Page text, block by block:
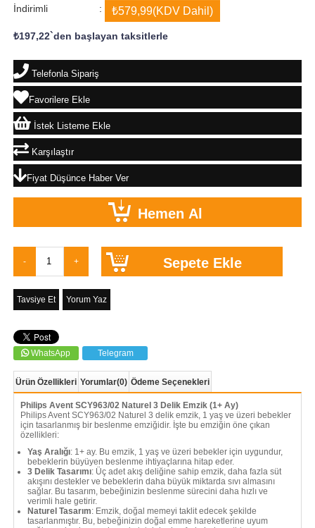
İndirimli : ₺579,99(KDV Dahil)
₺197,22`den başlayan taksitlerle
Telefonla Sipariş
Favorilere Ekle
İstek Listeme Ekle
Karşılaştır
Fiyat Düşünce Haber Ver
Tavsiye Et Yorum Yaz
WhatsApp Telegram
Ürün Özellikleri Yorumlar(0) Ödeme Seçenekleri
Philips Avent SCY963/02 Naturel 3 Delik Emzik (1+ Ay)
Philips Avent SCY963/02 Naturel 3 delik emzik, 1 yaş ve üzeri bebekler
için tasarlanmış bir beslenme emziğidir. İşte bu emziğin öne çıkan
özellikleri:
Yaş Aralığı: 1+ ay. Bu emzik, 1 yaş ve üzeri bebekler için uygundur,
bebeklerin büyüyen beslenme ihtiyaçlarına hitap eder.
3 Delik Tasarımı: Üç adet akış deliğine sahip emzik, daha fazla süt
akışını destekler ve bebeklerin daha büyük miktarda sıvı almasını
sağlar. Bu tasarım, bebeğinizin beslenme sürecini daha hızlı ve
verimli hale getirir.
Naturel Tasarım: Emzik, doğal memeyi taklit edecek şekilde
tasarlanmıştır. Bu, bebeğinizin doğal emme hareketlerine uyum